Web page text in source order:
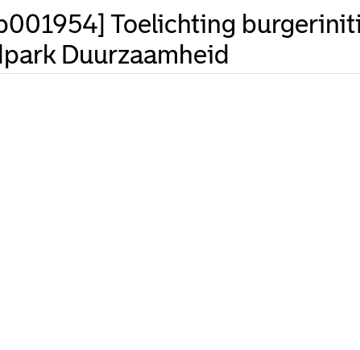
Toelichting
Duurzaamheid